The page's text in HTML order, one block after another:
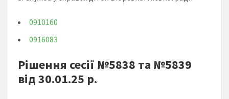
0910160
0916083
Рішення сесії №5838 та №5839
від 30.01.25 р.